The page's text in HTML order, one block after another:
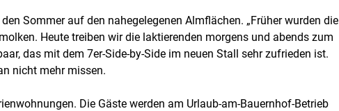
Sommer auf den nahegelegenen Almflächen. „Früher wurden die
Heute treiben wir die laktierenden morgens und abends zum
das mit dem 7er-Side-by-Side im neuen Stall sehr zufrieden ist.
nicht mehr missen.
Die Gäste werden am Urlaub-am-Bauernhof-Betrieb